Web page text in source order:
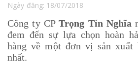
Ngày đăng: 18/07/2018
Công ty CP Trọng Tín Nghĩa
đem đến sự lựa chọn hoàn
hàng về một đơn vị sản xuất
nhất.